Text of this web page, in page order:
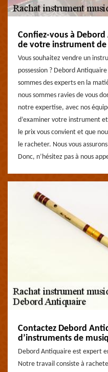
Confiez-vous à
de votre instrument
Vous souhaitez vendre un
possession ? Debord
sommes des experts en la
nous sommes ravies de vous
notre expertise, avec nos
d’examiner votre instrument
le prix vous convient et que
le racheter. Nous vous
Donc, n’hésitez pas à nous
Contactez Debord
d’instruments de
Debord Antiquaire est expert
Notre travail consiste à